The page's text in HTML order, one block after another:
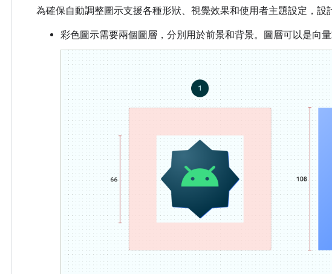
為確保自動調整圖示支援各種形狀、視覺效果和使用者主題設定，設
彩色圖示需要兩個圖層，分別用於前景和背景。圖層可以是向